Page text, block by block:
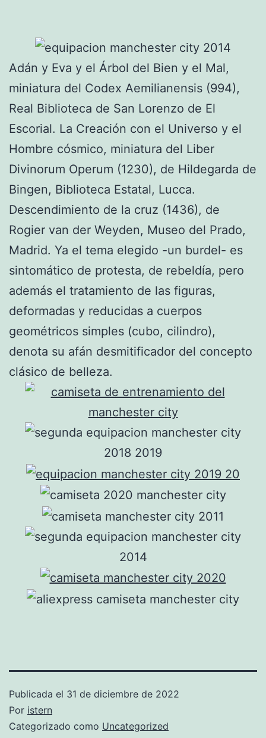
Adán y Eva y el Árbol del Bien y el Mal,
miniatura del Codex Aemilianensis (994),
Real Biblioteca de San Lorenzo de El
Escorial. La Creación con el Universo y el
Hombre cósmico, miniatura del Liber
Divinorum Operum (1230), de Hildegarda de
Bingen, Biblioteca Estatal, Lucca.
Descendimiento de la cruz (1436), de
Rogier van der Weyden, Museo del Prado,
Madrid. Ya el tema elegido -un burdel- es
sintomático de protesta, de rebeldía, pero
además el tratamiento de las figuras,
deformadas y reducidas a cuerpos
geométricos simples (cubo, cilindro),
denota su afán desmitificador del concepto
clásico de belleza.
Publicada el 31 de diciembre de 2022
Por istern
Categorizado como Uncategorized